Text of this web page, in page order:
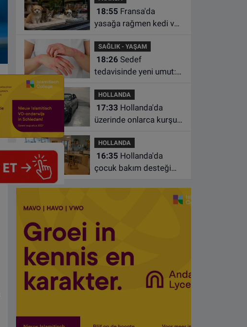
18:55
yasağa rağmen kedi ve
shoplara hayvan başına
1.500 euro ceza
SAĞLIK - YAŞAM
18:26
tedavisinde yeni umut:
iyileşmediği bulundu
HOLLANDA
17:33
üzerinde onlarca kurşun
euroya satışa çıktı
HOLLANDA
16:35
çocuk bakım desteği
hâlâ ek ödeme yapıyor